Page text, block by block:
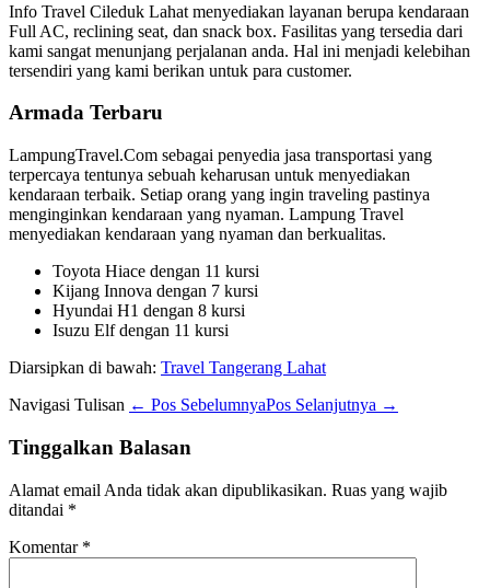
Info Travel Cileduk Lahat menyediakan layanan berupa kendaraan
Full AC, reclining seat, dan snack box. Fasilitas yang tersedia dari
kami sangat menunjang perjalanan anda. Hal ini menjadi kelebihan
tersendiri yang kami berikan untuk para customer.
Armada Terbaru
LampungTravel.Com sebagai penyedia jasa transportasi yang
terpercaya tentunya sebuah keharusan untuk menyediakan
kendaraan terbaik. Setiap orang yang ingin traveling pastinya
menginginkan kendaraan yang nyaman. Lampung Travel
menyediakan kendaraan yang nyaman dan berkualitas.
Toyota Hiace dengan 11 kursi
Kijang Innova dengan 7 kursi
Hyundai H1 dengan 8 kursi
Isuzu Elf dengan 11 kursi
Diarsipkan di bawah: Travel Tangerang Lahat
Navigasi Tulisan ← Pos SebelumnyaPos Selanjutnya →
Tinggalkan Balasan
Alamat email Anda tidak akan dipublikasikan. Ruas yang wajib
ditandai *
Komentar *